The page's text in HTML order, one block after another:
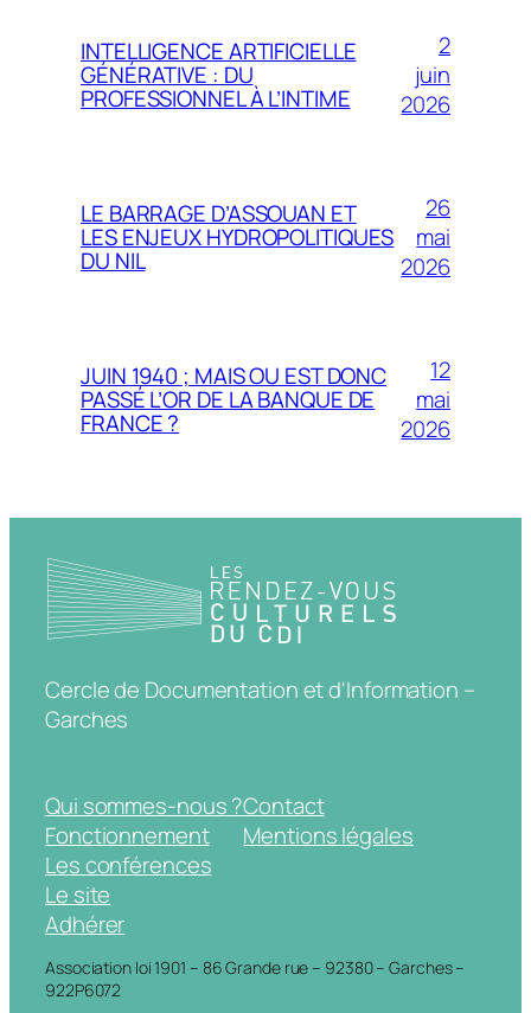
INTELLIGENCE ARTIFICIELLE
GÉNÉRATIVE : DU
PROFESSIONNEL À L’INTIME
2
juin
2026
LE BARRAGE D’ASSOUAN ET
LES ENJEUX HYDROPOLITIQUES
DU NIL
26
mai
2026
JUIN 1940 ; MAIS OU EST DONC
PASSÉ L’OR DE LA BANQUE DE
FRANCE ?
12
mai
2026
Cercle de Documentation et d'Information –
Garches
Qui sommes-nous ?
Fonctionnement
Les conférences
Le site
Adhérer
Contact
Mentions légales
Association loi 1901 – 86 Grande rue – 92380 – Garches –
922P6072